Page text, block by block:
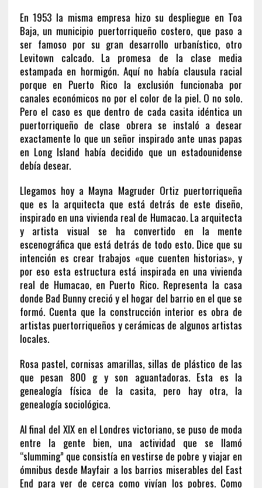
En 1953 la misma empresa hizo su despliegue en Toa
Baja, un municipio puertorriqueño costero, que paso a
ser famoso por su gran desarrollo urbanístico, otro
Levitown calcado. La promesa de la clase media
estampada en hormigón. Aquí no había clausula racial
porque en Puerto Rico la exclusión funcionaba por
canales económicos no por el color de la piel. O no solo.
Pero el caso es que dentro de cada casita idéntica un
puertorriqueño de clase obrera se instaló a desear
exactamente lo que un señor inspirado ante unas papas
en Long Island había decidido que un estadounidense
debía desear.
Llegamos hoy a Mayna Magruder Ortiz puertorriqueña
que es la arquitecta que está detrás de este diseño,
inspirado en una vivienda real de Humacao. La arquitecta
y artista visual se ha convertido en la mente
escenográfica que está detrás de todo esto. Dice que su
intención es crear trabajos «que cuenten historias», y
por eso esta estructura está inspirada en una vivienda
real de Humacao, en Puerto Rico. Representa la casa
donde Bad Bunny creció y el hogar del barrio en el que se
formó. Cuenta que la construcción interior es obra de
artistas puertorriqueños y cerámicas de algunos artistas
locales.
Rosa pastel, cornisas amarillas, sillas de plástico de las
que pesan 800 g y son aguantadoras. Esta es la
genealogía física de la casita, pero hay otra, la
genealogía sociológica.
Al final del XIX en el Londres victoriano, se puso de moda
entre la gente bien, una actividad que se llamó
“slumming” que consistía en vestirse de pobre y viajar en
ómnibus desde Mayfair a los barrios miserables del East
End para ver de cerca como vivían los pobres. Como